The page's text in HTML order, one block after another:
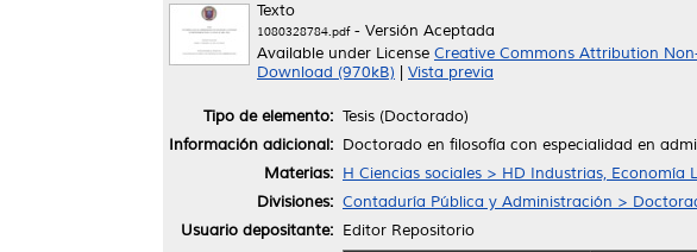
Texto
1080328784.pdf- Versión Aceptada
Available under License Creative Commons Attribution
Download (970kB)
Vista previa
Tipo de elemento: Tesis (Doctorado)
Información adicional: Doctorado en filosofía con especialidad en
Materias: H Ciencias sociales > HD Industrias, Economía
Divisiones: Contaduría Pública y Administración >
Usuario depositante: Editor Repositorio